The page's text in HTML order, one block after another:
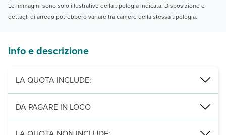
Le immagini sono solo illustrative della tipologia indicata. Disposizione e
dettagli di arredo potrebbero variare tra camere della stessa tipologia.
Info e descrizione
LA QUOTA INCLUDE:
accoglienza con transfert da/per aeroporto, parcheggio gratuito
DA PAGARE IN LOCO
Servizi facoltativi: mezza pensione (cena a base di pesce o